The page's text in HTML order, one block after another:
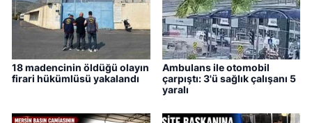
18 madencinin öldüğü olayın
firari hükümlüsü yakalandı
Ambulans ile otomobil
çarpıştı: 3'ü sağlık çalışanı 5
yaralı